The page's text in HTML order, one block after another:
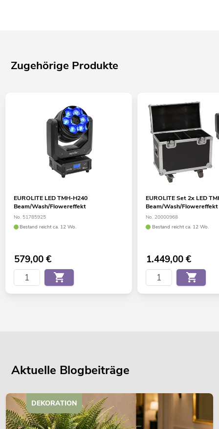
Zugehörige Produkte
EUROLITE LED TMH-H240
Beam/Wash/Flowereffekt
No. 51785925
Bestand reicht ca. 12 Wo.
579,00€
EUROLITE Set 2x LED
Beam/Wash/Flowereffekt
No. 20000968
Bestand reicht ca. 12 Wo.
1.449,00€
Aktuelle Blogbeiträge
DEKORATION